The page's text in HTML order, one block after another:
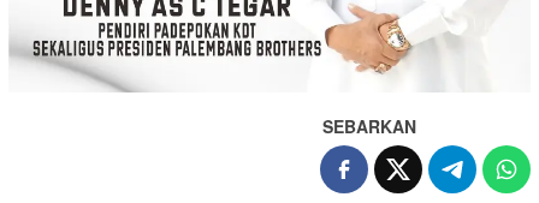
SEBARKAN